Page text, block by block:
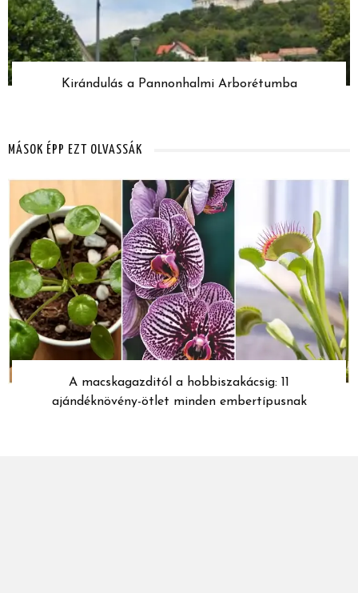
Kirándulás a Pannonhalmi Arborétumba
MÁSOK ÉPP EZT OLVASSÁK
A macskagazditól a hobbiszakácsig: 11
ajándéknövény-ötlet minden embertípusnak